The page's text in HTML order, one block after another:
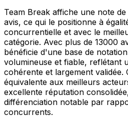
Team Break affiche une note
avis, ce qui le positionne à
concurrentielle et avec le
catégorie. Avec plus de 13000
bénéficie d'une base de
volumineuse et fiable, reflétant
cohérente et largement validée.
équivalente aux meilleurs
excellente réputation
différenciation notable par
concurrents.